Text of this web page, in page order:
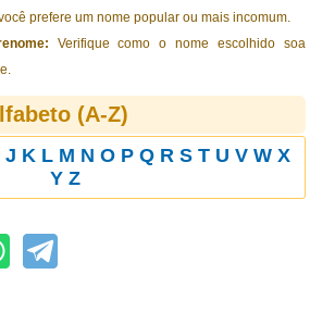
prefere um nome popular ou mais incomum.
Verifique como o nome escolhido soa
(A-Z)
J K L M N O P Q R S T U V W X
Y Z